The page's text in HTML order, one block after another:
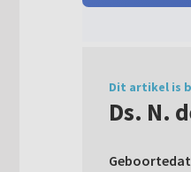
Dit artikel is
Ds. N.